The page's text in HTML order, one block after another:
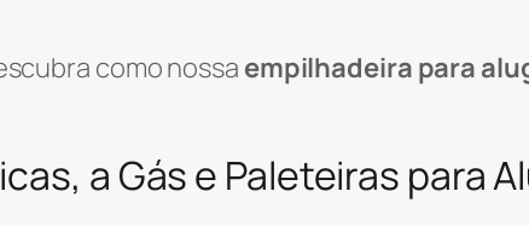
como nossa empilhadeira para
a Gás e Paleteiras para